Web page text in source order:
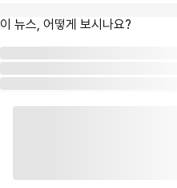
이 뉴스, 어떻게 보시나요?